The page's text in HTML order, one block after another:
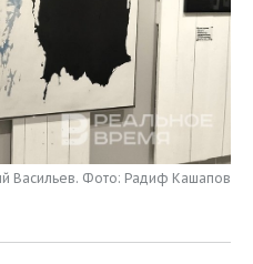
Васильев. Фото: Радиф Кашапов